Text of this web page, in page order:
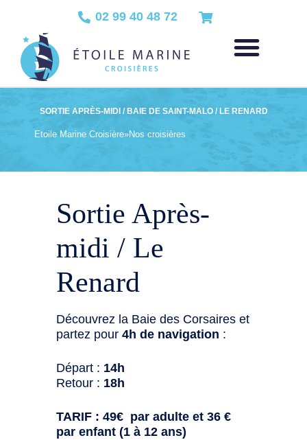
02 99 40 48 72
SORTIE APRÈS-MIDI / BAIE DE SAINT-MALO / LE RENARD
Etoile Marine Croisière»Nos croisières
Sortie Après-
midi / Le
Renard
Découvrez la Baie des Corsaires et
partez pour4h de navigation :
Départ : 14h
Retour : 18h
TARIF : 49€ par adulte et 36 €
par enfant (1 à 12 ans)